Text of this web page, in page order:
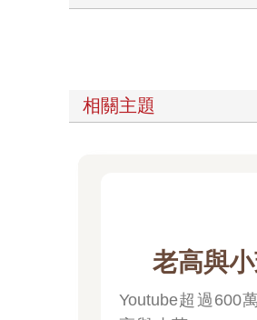
關於辛棄疾的童年，史
相關主題
老高與
Youtube超過600